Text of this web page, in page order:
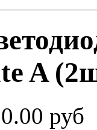
A
руб